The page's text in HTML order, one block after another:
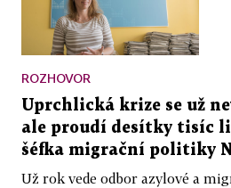
ROZHOVOR
Uprchlická krize se už
ale proudí desítky tisíc
šéfka migrační politiky
Už rok vede odbor azylové a